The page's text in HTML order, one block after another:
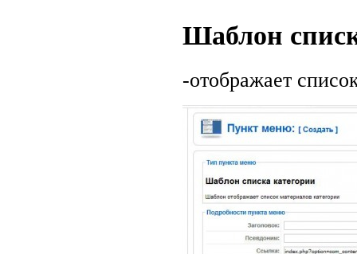
Шаблон
-отображает